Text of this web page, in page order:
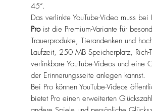
45“.
Das verlinkte YouTube-Video muss
Proist die Premium-Variante für
Trauerprodukte, Tierandenken und
Laufzeit, 250 MB Speicherplatz,
verlinkbare YouTube-Videos und eine
der Erinnerungsseite anlegen kannst.
Bei Pro können YouTube-Videos
bietet Pro einen erweiterten